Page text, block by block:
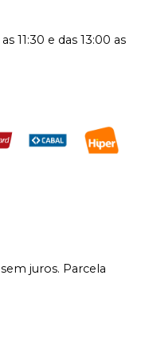
11:30 e das 13:00 as
juros. Parcela